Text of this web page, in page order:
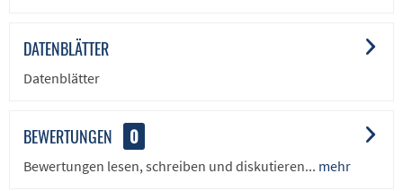
DATENBLÄTTER
Datenblätter
BEWERTUNGEN 0
Bewertungen lesen, schreiben und diskutieren... mehr